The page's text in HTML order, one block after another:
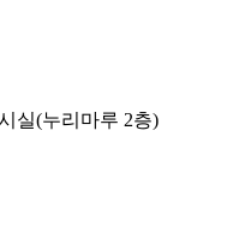
실(누리마루 2층)